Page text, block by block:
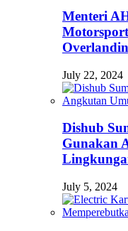
Menteri
July 22, 2024
Dishub
Gunakan
July 5, 2024